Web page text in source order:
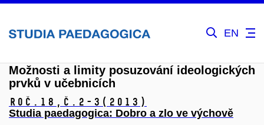
EN
Možnosti a limity posuzování ideologických
prvků v učebnicích
Roč.18, č.2-3 (2013)
Studia paedagogica: Dobro a zlo ve výchově